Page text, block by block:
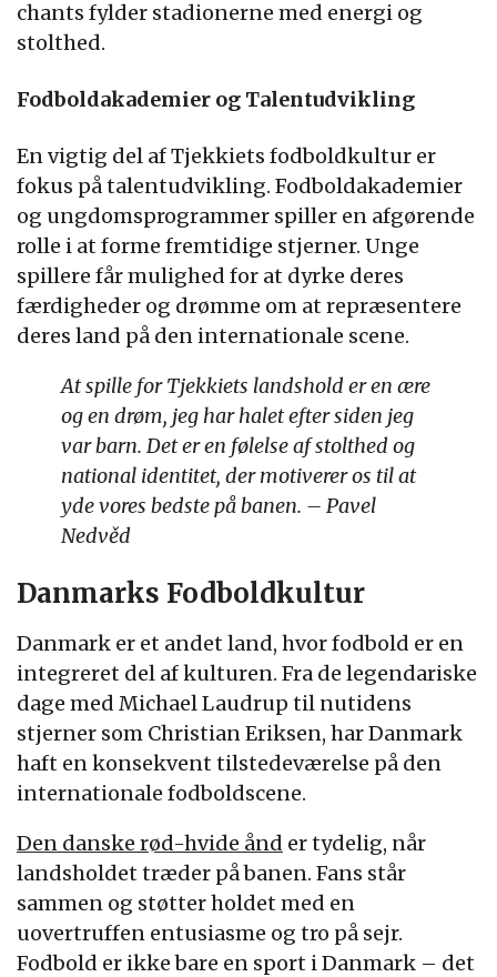
chants fylder stadionerne med energi og
stolthed.
Fodboldakademier og Talentudvikling
En vigtig del af Tjekkiets fodboldkultur er
fokus på talentudvikling. Fodboldakademier
og ungdomsprogrammer spiller en afgørende
rolle i at forme fremtidige stjerner. Unge
spillere får mulighed for at dyrke deres
færdigheder og drømme om at repræsentere
deres land på den internationale scene.
At spille for Tjekkiets landshold er en ære
og en drøm, jeg har halet efter siden jeg
var barn. Det er en følelse af stolthed og
national identitet, der motiverer os til at
yde vores bedste på banen. – Pavel
Nedvěd
Danmarks Fodboldkultur
Danmark er et andet land, hvor fodbold er en
integreret del af kulturen. Fra de legendariske
dage med Michael Laudrup til nutidens
stjerner som Christian Eriksen, har Danmark
haft en konsekvent tilstedeværelse på den
internationale fodboldscene.
Den danske rød-hvide ånd er tydelig, når
landsholdet træder på banen. Fans står
sammen og støtter holdet med en
uovertruffen entusiasme og tro på sejr.
Fodbold er ikke bare en sport i Danmark – det